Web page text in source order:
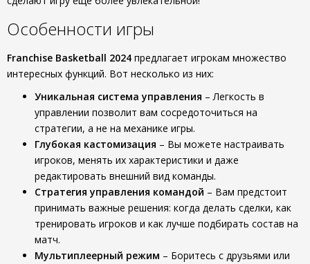
Особенности игры
Franchise Basketball 2024 предлагает игрокам множество
интересных функций. Вот несколько из них:
Уникальная система управления – Легкость в
управлении позволит вам сосредоточиться на
стратегии, а не на механике игры.
Глубокая кастомизация – Вы можете настраивать
игроков, менять их характеристики и даже
редактировать внешний вид команды.
Стратегия управления командой – Вам предстоит
принимать важные решения: когда делать сделки, как
тренировать игроков и как лучше подбирать состав на
матч.
Мультиплеерный режим – Боритесь с друзьями или